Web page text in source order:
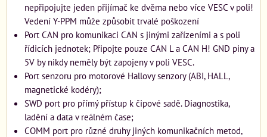
nepřipojujte jeden přijímač ke dvěma nebo více VESC v poli!
Vedení Y-PPM může způsobit trvalé poškození
Port CAN pro komunikaci CAN s jinými zařízeními a s poli
řídicích jednotek; Připojte pouze CAN L a CAN H! GND piny a
5V by nikdy neměly být zapojeny v poli VESC.
Port senzoru pro motorové Hallovy senzory (ABI, HALL,
magnetické kodéry);
SWD port pro přímý přístup k čipové sadě. Diagnostika,
ladění a data v reálném čase;
COMM port pro různé druhy jiných komunikačních metod,